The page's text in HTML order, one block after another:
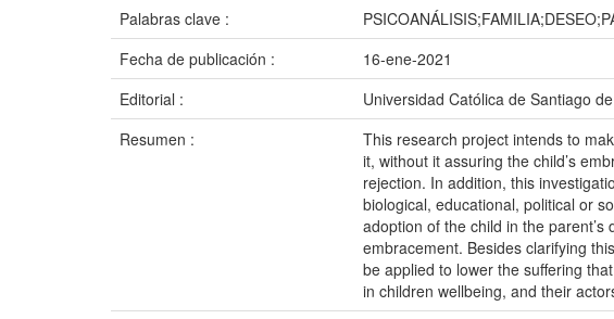
Palabras clave :
Fecha de publicación :
16-ene-2021
Editorial :
Universidad Católica de Santiago
Resumen :
This research project intends to
it, without it assuring the child’s
rejection. In addition, this
biological, educational, political or
adoption of the child in the
embracement. Besides clarifying
be applied to lower the suffering
in children wellbeing, and their